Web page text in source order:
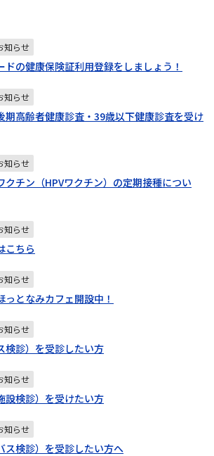
知らせ
ドの健康保険証利用登録をしましょう！
知らせ
期高齢者健康診査・39歳以下健康診査を受け
知らせ
クチン（HPVワクチン）の定期接種につい
知らせ
こちら
知らせ
っとなみカフェ開設中！
知らせ
検診）を受診したい方
知らせ
設検診）を受けたい方
知らせ
ス検診）を受診したい方へ